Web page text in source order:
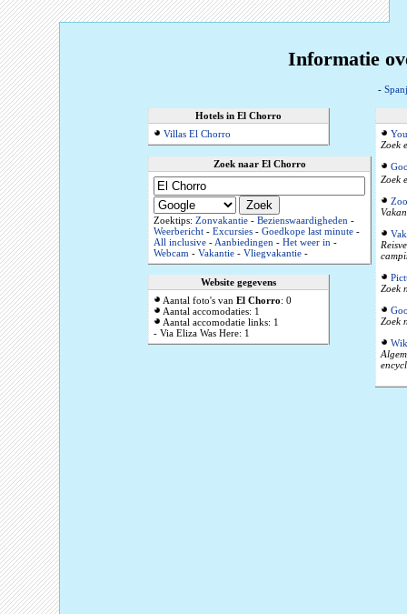
Informatie
-
Hotels in El Chorro
Villas El Chorro
Zoek naar El Chorro
Zoektips: Zonvakantie - Bezienswaardigheden -
Weerbericht - Excursies - Goedkope last minute -
All inclusive -Aanbiedingen - Het weer in -
Webcam - Vakantie - Vliegvakantie -
Website gegevens
Aantal foto's van El Chorro: 0
Aantal accomodaties: 1
Aantal accomodatie links: 1
- Via Eliza Was Here: 1
Zoek
Zoek
Zoek
Zoek